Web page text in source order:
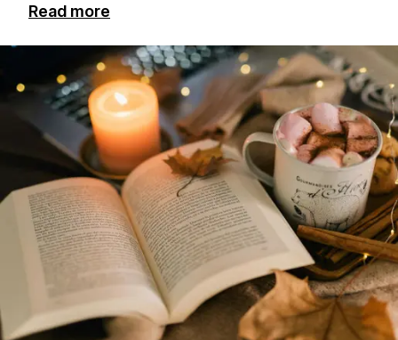
Read more